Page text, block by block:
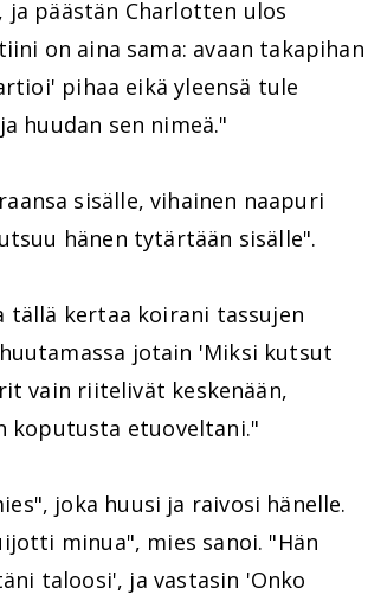
ja päästän Charlotten ulos
on aina sama: avaan takapihan
pihaa eikä yleensä tule
huudan sen nimeä."
sisälle, vihainen naapuri
hänen tytärtään sisälle".
tällä kertaa koirani tassujen
jotain 'Miksi kutsut
vain riitelivät keskenään,
koputusta etuoveltani."
joka huusi ja raivosi hänelle.
minua", mies sanoi. "Hän
taloosi', ja vastasin 'Onko